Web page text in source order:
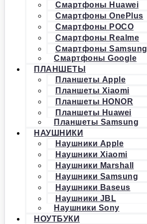
Смартфоны Huawei
Смартфоны OnePlus
Смартфоны POCO
Смартфоны Realme
Смартфоны Samsung
Смартфоны Google
ПЛАНШЕТЫ
Планшеты Apple
Планшеты Xiaomi
Планшеты HONOR
Планшеты Huawei
Планшеты Samsung
НАУШНИКИ
Наушники Apple
Наушники Xiaomi
Наушники Marshall
Наушники Samsung
Наушники Baseus
Наушники JBL
Наушники Sony
НОУТБУКИ